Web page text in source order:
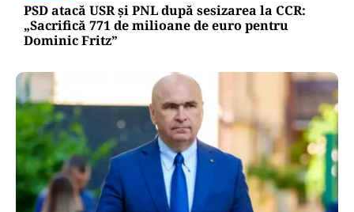
PSD atacă USR și PNL după sesizarea la CCR:
„Sacrifică 771 de milioane de euro pentru
Dominic Fritz”